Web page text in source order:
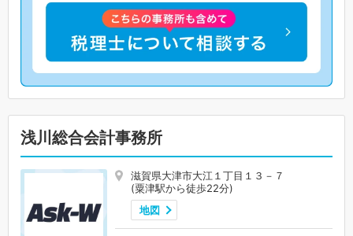
浅川総合会計事務所
滋賀県大津市大江１丁目１３－７
(粟津駅から徒歩22分)
地図